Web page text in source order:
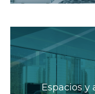
Espacios y